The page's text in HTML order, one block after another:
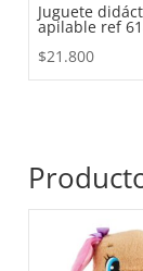
Juguete
apilable ref
$21.800